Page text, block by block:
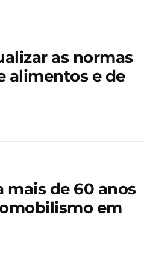
as normas
alimentos e de
mais de 60 anos
em